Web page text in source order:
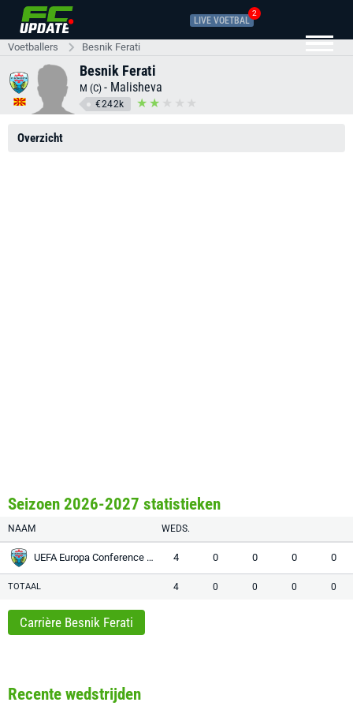
LIVE VOETBAL
2
Voetballers Besnik Ferati
Besnik Ferati
M (C) - Malisheva
€242k
Overzicht
Seizoen 2026-2027 statistieken
NAAM WEDS.
UEFA Europa Conference League 4 0 0 0 0
TOTAAL 4 0 0 0 0
Carrière Besnik Ferati
Recente wedstrijden